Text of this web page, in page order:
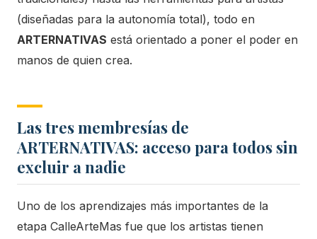
(diseñadas para la autonomía total), todo en
ARTERNATIVAS está orientado a poner el poder en
manos de quien crea.
Las tres membresías de
ARTERNATIVAS: acceso para todos sin
excluir a nadie
Uno de los aprendizajes más importantes de la
etapa CalleArteMas fue que los artistas tienen